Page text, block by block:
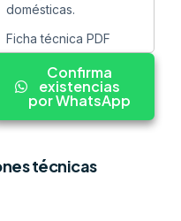
domésticas.
Ficha técnica PDF
Confirma
existencias
por WhatsApp
técnicas